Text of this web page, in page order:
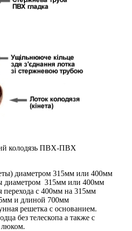
колодязь ПВХ-ПВХ
диаметром 315мм или 400мм
диаметром 315мм или 400мм
перехода с 400мм на 315мм
и длиной 700мм
решетка с основанием.
без телескопа а также с